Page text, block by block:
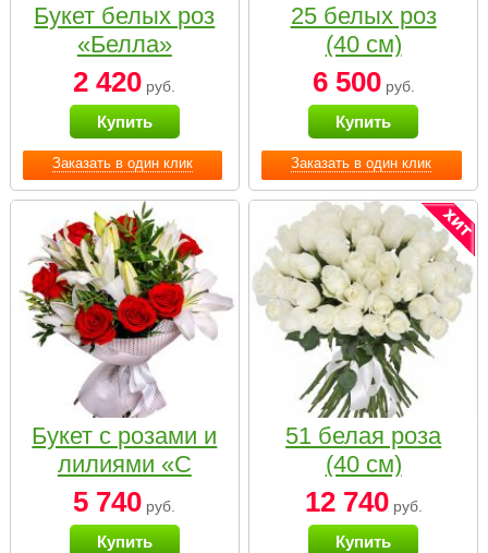
Заказать в один клик
Букет белых роз
«Белла»
2 420 руб.
Купить
Заказать в один клик
25 белых роз
(40 см)
6 500руб.
Купить
Букет с розами и
лилиями «С
наилучшими
пожеланиями»
5 740 руб.
Купить
51 белая роза
(40 см)
12 740руб.
Купить